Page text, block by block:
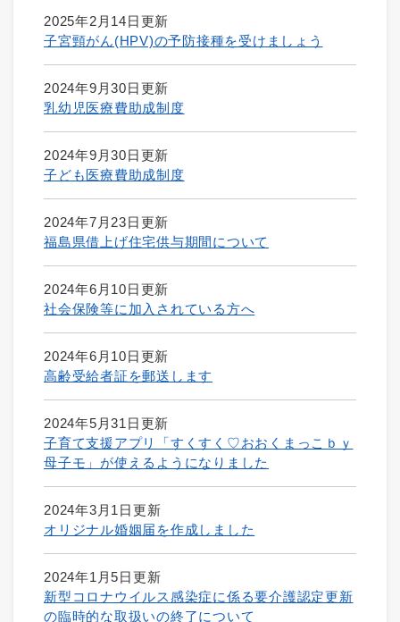
2025年2月14日更新
子宮頸がん(HPV)の予防接種を受けましょう
2024年9月30日更新
乳幼児医療費助成制度
2024年9月30日更新
子ども医療費助成制度
2024年7月23日更新
福島県借上げ住宅供与期間について
2024年6月10日更新
社会保険等に加入されている方へ
2024年6月10日更新
高齢受給者証を郵送します
2024年5月31日更新
子育て支援アプリ「すくすく♡おおくまっこｂｙ
母子モ」が使えるようになりました
2024年3月1日更新
オリジナル婚姻届を作成しました
2024年1月5日更新
新型コロナウイルス感染症に係る要介護認定更新
の臨時的な取扱いの終了について